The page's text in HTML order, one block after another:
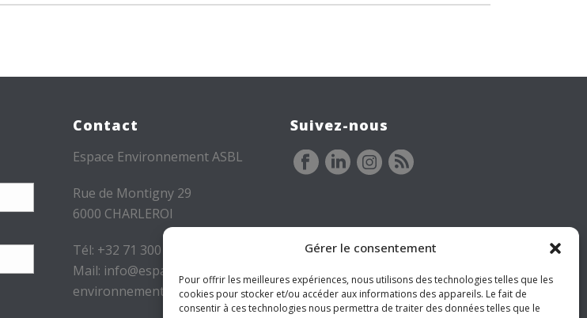
Gérer le consentement
Pour offrir les meilleures expériences, nous utilisons des technologies telles que les
cookies pour stocker et/ou accéder aux informations des appareils. Le fait de
consentir à ces technologies nous permettra de traiter des données telles que le
Contact
Espace Environnement ASBL
Rue de Montigny 29
6000 CHARLEROI
Tél: +32 71 300 300
Mail: info@espace-
environnement.be
Suivez-nous